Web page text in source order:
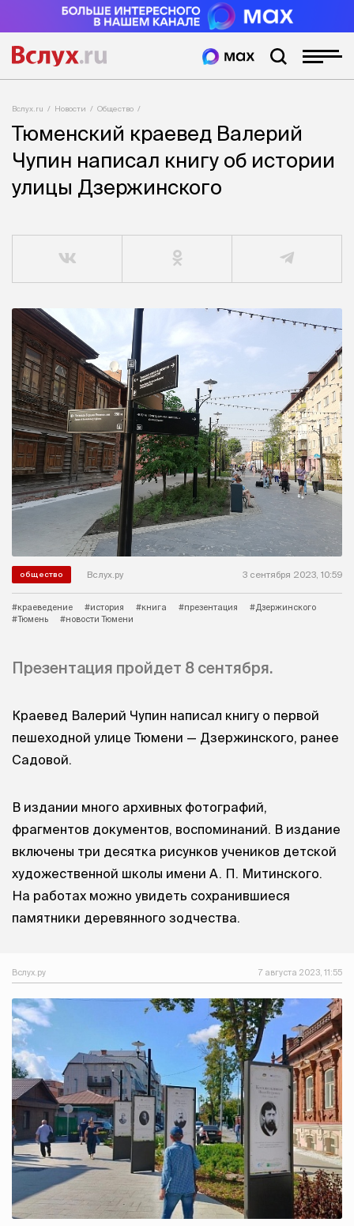
Вслух.ru Новости Общество
Тюменский краевед Валерий
Чупин написал книгу об истории
улицы Дзержинского
общество Вслух.ру 3 сентября 2023, 10:59
#краеведение #история #книга #презентация
#Дзержинского
#Тюмень
#новости Тюмени
Презентация пройдет 8 сентября.
Краевед Валерий Чупин написал книгу о первой
пешеходной улице Тюмени — Дзержинского, ранее
Садовой.
В издании много архивных фотографий,
фрагментов документов, воспоминаний. В издание
включены три десятка рисунков учеников детской
художественной школы имени А. П. Митинского.
На работах можно увидеть сохранившиеся
памятники деревянного зодчества.
Вслух.ру 7 августа 2023, 11:55